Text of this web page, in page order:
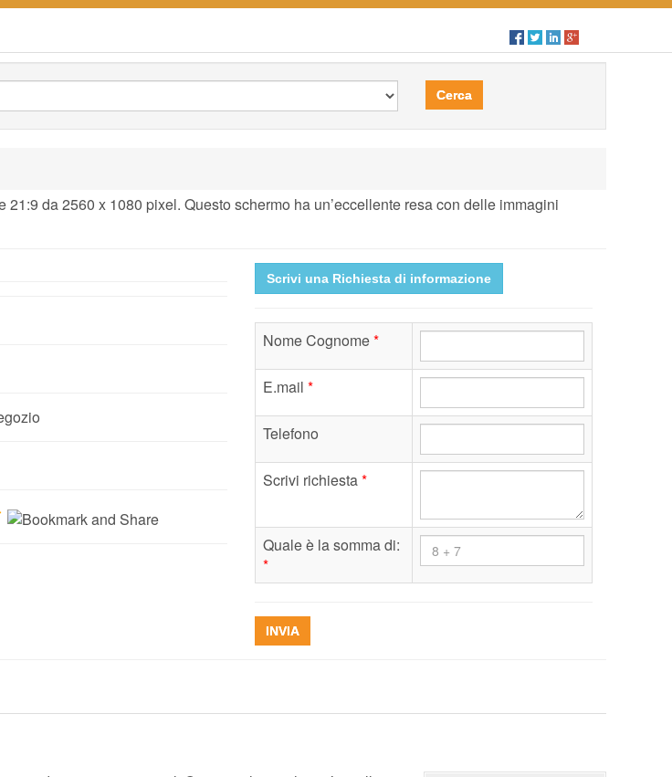
Cerca
da 2560 x 1080 pixel. Questo schermo ha un’eccellente resa con delle immagini
Scrivi una Richiesta di informazione
Nome Cognome*
E.mail *
Telefono
Scrivi richiesta*
Quale è la somma di:
*
INVIA